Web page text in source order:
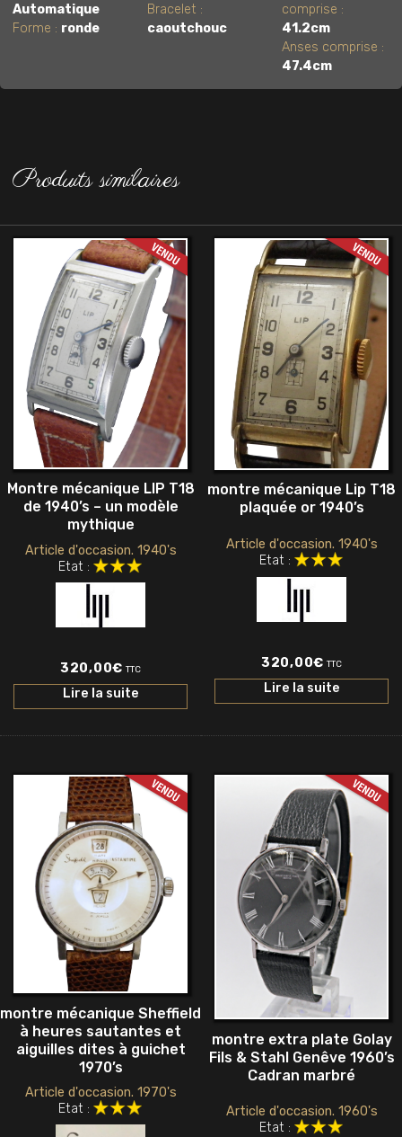
Automatique
Forme : ronde
Bracelet :
caoutchouc
comprise :
41.2cm
Anses comprise :
47.4cm
Produits similaires
Montre mécanique LIP T18
de 1940’s – un modèle
mythique
Article d'occasion. 1940's
Etat :
320,00€ TTC
Lire la suite
montre mécanique Lip T18
plaquée or 1940’s
Article d'occasion. 1940's
Etat :
320,00€ TTC
Lire la suite
montre mécanique Sheffield
à heures sautantes et
aiguilles dites à guichet
1970’s
Article d'occasion. 1970's
Etat :
montre extra plate Golay
Fils & Stahl Genêve 1960’s
Cadran marbré
Article d'occasion. 1960's
Etat :